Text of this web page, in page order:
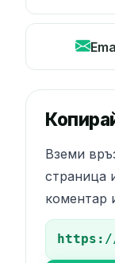
Вземи
страница
коментар